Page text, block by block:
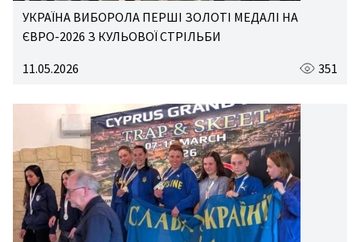
УКРАЇНА ВИБОРОЛА ПЕРШІ ЗОЛОТІ МЕДАЛІ НА
ЄВРО-2026 З КУЛЬОВОЇ СТРІЛЬБИ
11.05.2026
351